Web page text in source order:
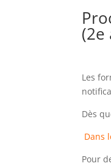
(2e
Les
Dès
Dans
Pour